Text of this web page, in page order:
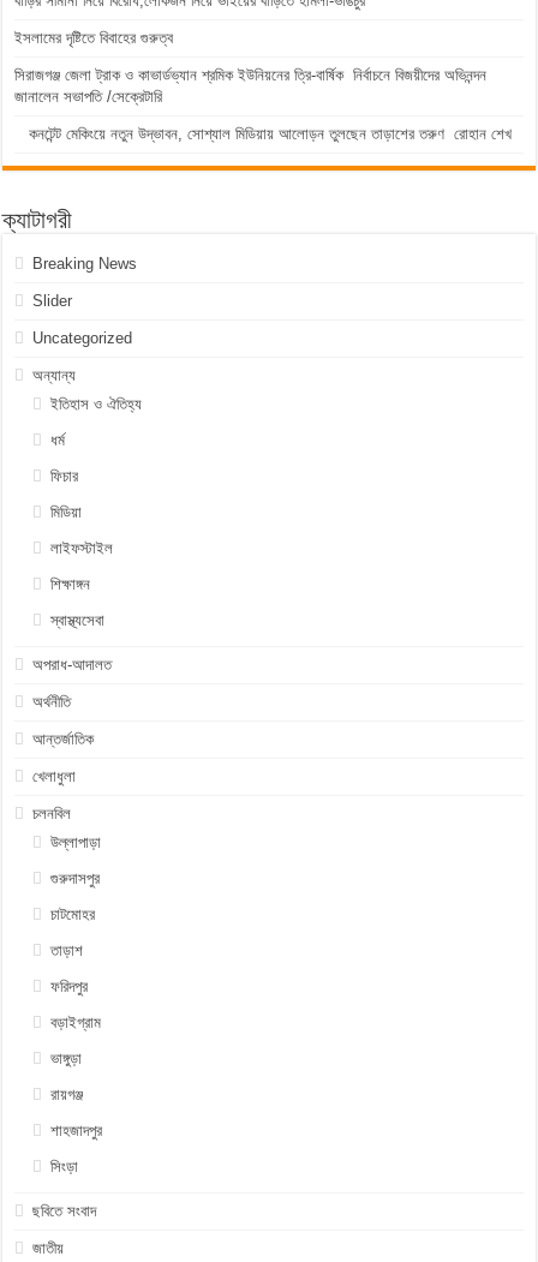
ইসলামের দৃষ্টিতে বিবাহের গুরুত্ব
সিরাজগঞ্জ জেলা ট্রাক ও কাভার্ডভ্যান শ্রমিক ইউনিয়নের ত্রি-বার্ষিক নির্বাচনে বিজয়ীদের অভিনন্দন
জানালেন সভাপতি /সেক্রেটারি
কনটেন্ট মেকিংয়ে নতুন উদ্ভাবন, সোশ্যাল মিডিয়ায় আলোড়ন তুলছেন তাড়াশের তরুণ রোহান শেখ
ক্যাটাগরী
Breaking News
Slider
Uncategorized
অন্যান্য
ইতিহাস ও ঐতিহ্য
ধর্ম
ফিচার
মিডিয়া
লাইফস্টাইল
শিক্ষাঙ্গন
স্বাস্থ্যসেবা
অপরাধ-আদালত
অর্থনীতি
আন্তর্জাতিক
খেলাধুলা
চলনবিল
উল্লাপাড়া
গুরুদাসপুর
চাটমোহর
তাড়াশ
ফরিদপুর
বড়াইগ্রাম
ভাঙ্গুড়া
রায়গঞ্জ
শাহজাদপুর
সিংড়া
ছবিতে সংবাদ
জাতীয়